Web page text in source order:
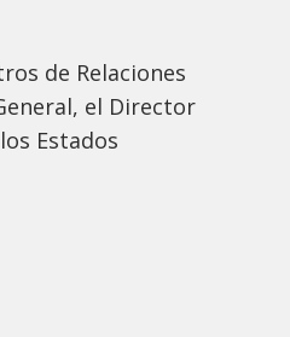
de Relaciones
el Director
Estados